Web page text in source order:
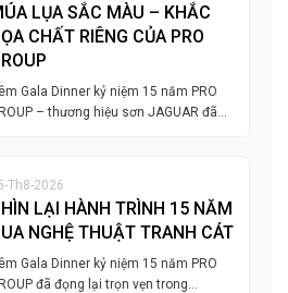
LỤA SẮC MÀU – KHẮC
CHẤT RIÊNG CỦA PRO
Gala Dinner kỷ niệm 15 năm PRO
– thương hiệu sơn JAGUAR đã…
Th8-2026
LẠI HÀNH TRÌNH 15 NĂM
NGHỆ THUẬT TRANH CÁT
Gala Dinner kỷ niệm 15 năm PRO
đã đọng lại trọn vẹn trong…